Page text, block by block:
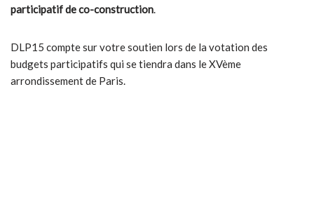
participatif de co-construction.
DLP15 compte sur votre soutien lors de la votation des
budgets participatifs qui se tiendra dans le XVème
arrondissement de Paris.